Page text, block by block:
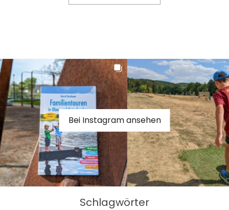
Bei Instagram ansehen
Schlagwörter